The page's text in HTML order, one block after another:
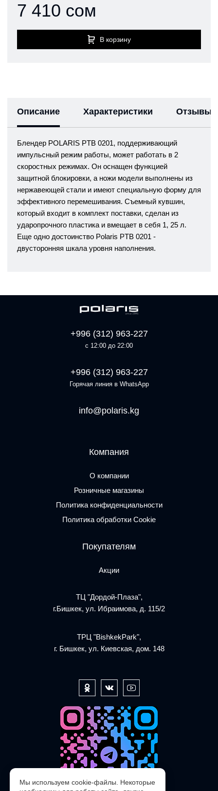
7 410 сом
В корзину
Описание Характеристики Отзывы
Блендер POLARIS PTB 0201, поддерживающий
импульсный режим работы, может работать в 2
скоростных режимах. Он оснащен функцией
защитной блокировки, а ножи модели выполнены из
нержавеющей стали и имеют специальную форму для
эффективного перемешивания. Съемный кувшин,
который входит в комплект поставки, сделан из
ударопрочного пластика и вмещает в себя 1, 25 л.
Еще одно достоинство Polaris PTB 0201 -
двусторонняя шкала уровня наполнения.
+996 (312) 963-227
с 12:00 до 22:00
+996 (312) 963-227
Горячая линия в WhatsApp
info@polaris.kg
Компания
О компании
Розничные магазины
Политика конфиденциальности
Политика обработки Cookie
Покупателям
Акции
ТЦ "Дордой-Плаза",
г.Бишкек, ул. Ибраимова, д. 115/2
ТРЦ "BishkekPark",
г. Бишкек, ул. Киевская, дом. 148
Мы используем cookie-файлы. Некоторые